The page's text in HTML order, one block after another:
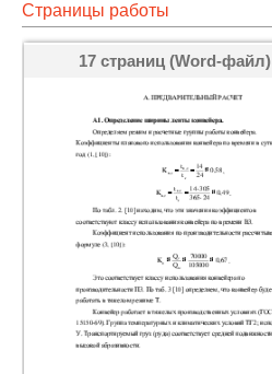
Страницы работы
17 страниц (Word-файл)